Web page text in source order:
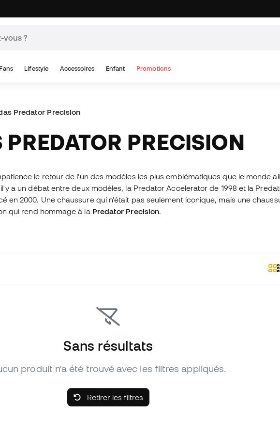
Lifestyle Accessoires Enfant Promotions
Predator Precision
PREDATOR PRECISION
le retour de l'un des modèles les plus emblématiques que le monde
a un débat entre deux modèles, la Predator Accelerator de 1998 et la
en 2000. Une chaussure qui n'était pas seulement iconique, mais une
qui rend hommage à la Predator Precision.
Sans résultats
produit n'a été trouvé avec les filtres appliqués.
Retirer les filtres